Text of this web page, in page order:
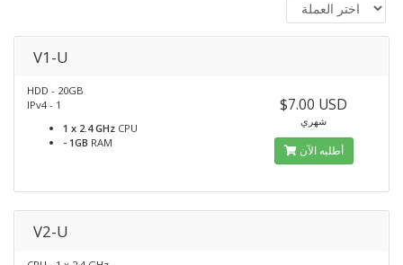
V1-U
HDD - 20GB
IPv4 - 1
1 x 2.4 GHz CPU
- 1GB RAM
$7.00 USD
شهري
أطلبه الآن
V2-U